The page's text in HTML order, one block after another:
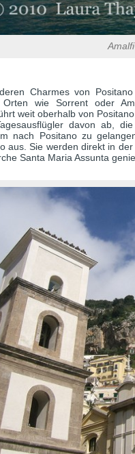
Charmes von
Orten wie Sorrent oder
weit oberhalb von
davon ab,
nach Positano zu
aus. Sie werden direkt in
Santa Maria Assunta